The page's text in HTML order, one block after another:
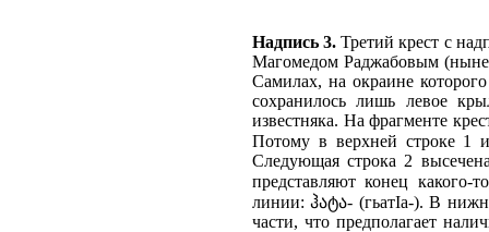
Надпись 3. Третий крест с
Магомедом Раджабовым (ныне
Самилах, на окраине
сохранилось лишь левое
известняка. На фрагменте
Потому в верхней строке 1
Следующая строка 2
представляют конец
линии: ჰატა- (гьатIа-). В
части, что предполагает